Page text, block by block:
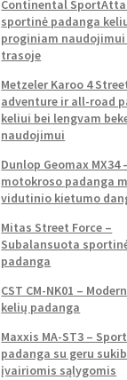
Continental
sportinė padanga
proginiam
trasoje
Metzeler Karoo 4
adventure ir all-road
keliui bei lengvam
naudojimui
Dunlop Geomax MX34
motokroso padanga
vidutinio kietumo
Mitas Street Force –
Subalansuota
padanga
CST CM-NK01 –
kelių padanga
Maxxis MA-ST3 –
padanga su geru
įvairiomis sąlygomis